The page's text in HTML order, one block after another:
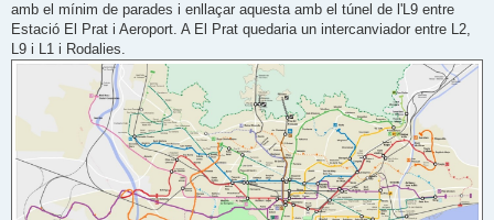
amb el mínim de parades i enllaçar aquesta amb el túnel de l'L9 entre
Estació El Prat i Aeroport. A El Prat quedaria un intercanviador entre L2,
L9 i L1 i Rodalies.